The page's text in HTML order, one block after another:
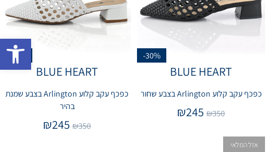
-30%
BLUE HEART
כפכף עקב קלוע Arlington בצבע שחור
₪350
₪245
-30%
BLUE HEART
כפכף עקב קלוע Arlington בצבע שמנת
בהיר
₪350
₪245
אזל המלאי